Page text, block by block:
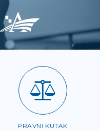
PRAVNI KUTAK